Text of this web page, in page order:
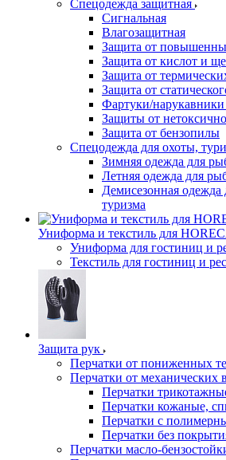
Спецодежда защитная
Сигнальная
Влагозащитная
Защита от
Защита от кислот и
Защита от
Защита от
Фартуки/
Защиты от
Защита от бензопилы
Спецодежда для охоты,
Зимняя одежда для
Летняя одежда для
Демисезонная
туризма
Униформа и текстиль для
Униформа для гостиниц и
Текстиль для гостиниц и
Защита рук
Перчатки от пониженных
Перчатки от механических
Перчатки
Перчатки кожаные,
Перчатки с
Перчатки без
Перчатки масло-